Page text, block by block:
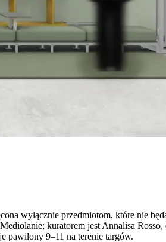
wyłącznie przedmiotom, które nie
kuratorem jest Annalisa
pawilony 9–11 na terenie targów.